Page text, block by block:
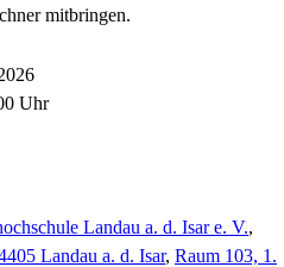
mitbringen.
Uhr
Landau a. d. Isar e. V.,
Landau a. d. Isar, Raum 103, 1.